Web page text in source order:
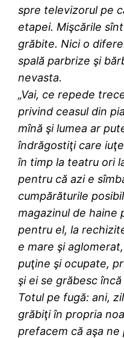
spre televizorul pe
etapei. Mişcările
grăbite. Nici o
spală parbrize şi
nevasta.
„Vai, ce repede
privind ceasul din
mînă şi lumea ar
îndrăgostiţi care
în timp la teatru ori
pentru că azi e
cumpărăturile
magazinul de haine
pentru el, la
e mare şi
puţine şi ocupate,
şi ei se grăbesc încă
Totul pe fugă: ani,
grăbiţi în propria
prefacem că aşa ne